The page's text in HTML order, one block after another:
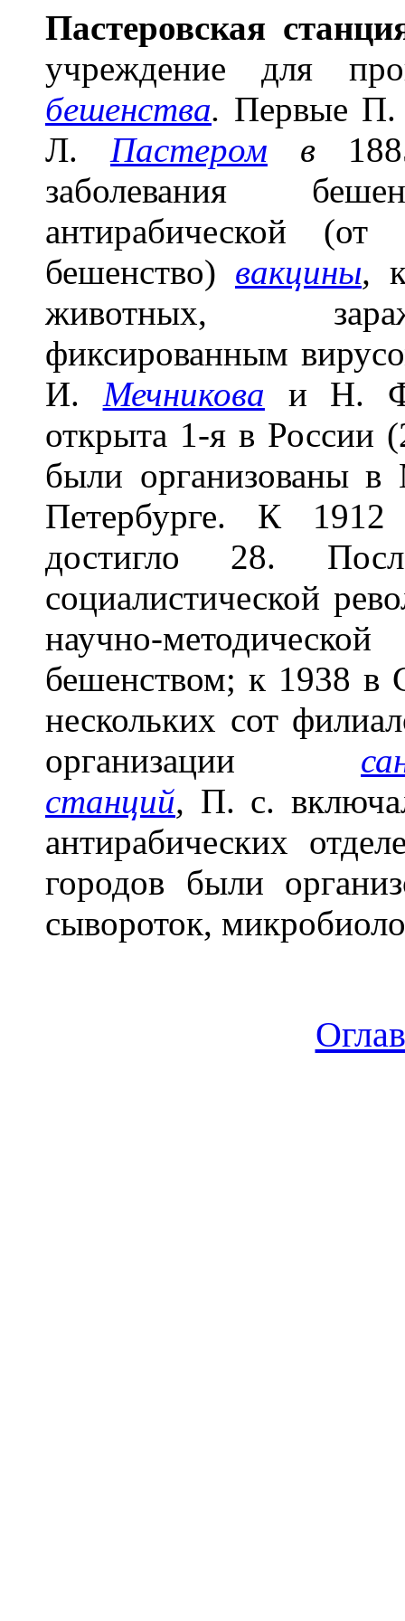
Пастеровская ста
учреждение для
бешенства. Первые П.
Л. Пастером в
заболевания
антирабической
бешенство) вакцины,
животных,
фиксированным
И. Мечникова и Н.
открыта 1-я в России
были организованы
Петербурге. К
достигло 28.
социалистической
научно-
бешенством; к 1938
нескольких сот
организации
станций, П. с.
антирабических
городов были
сывороток,